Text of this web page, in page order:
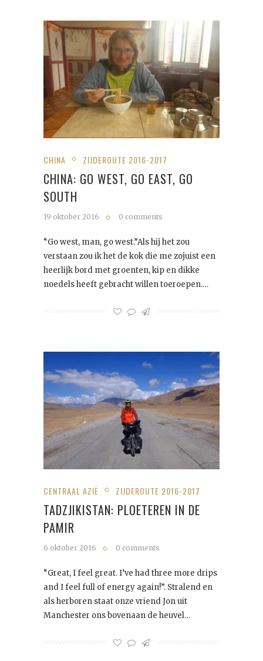
CHINA ZIJDEROUTE 2016-2017
CHINA: GO WEST, GO EAST, GO
SOUTH
19 oktober 2016 0 comments
“Go west, man, go west.”Als hij het zou
verstaan zou ik het de kok die me zojuist een
heerlijk bord met groenten, kip en dikke
noedels heeft gebracht willen toeroepen.…
CENTRAAL AZIË ZIJDEROUTE 2016-2017
TADZJIKISTAN: PLOETEREN IN DE
PAMIR
6 oktober 2016 0 comments
“Great, I feel great. I’ve had three more drips
and I feel full of energy again!”. Stralend en
als herboren staat onze vriend Jon uit
Manchester ons bovenaan de heuvel…